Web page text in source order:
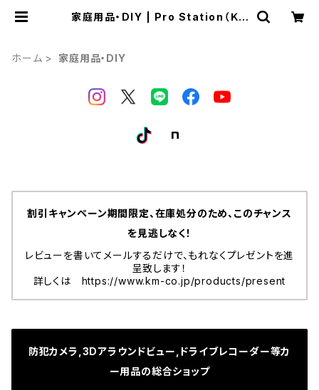
家庭用品・DIY | Pro Station（Ｋ＆
ホーム 家庭用品・DIY
割引キャンペーン期間限定、在庫処分のため、このチャンス
を見逃しなく！
レビューを書いてメールするだけで、もれなくプレゼントを進
呈致します！
詳しくは https://www.km-co.jp/products/present
防犯カメラ,3Dアラウンドビュー,ドライブレコーダー等カ
ー用品の総合ショップ